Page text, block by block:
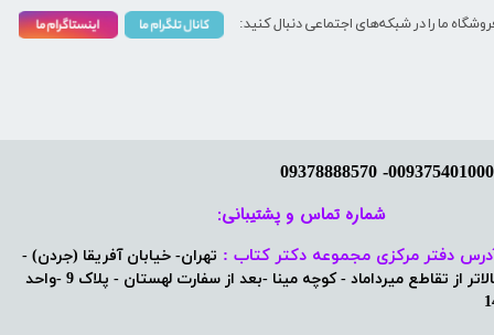
دفتر مرکزی مجموعه دکتر کتاب : تهران- خیابان آفریقا (جردن) -
بالاتر از تقاطع میرداماد - کوچه مینا -بعد از سفارت لهستان - پلاک 9 -واحد
شماره تماس و پشتیبانی: ​​​​​​​
ما را در شبکه‌های اجتماعی دنبال کنید: